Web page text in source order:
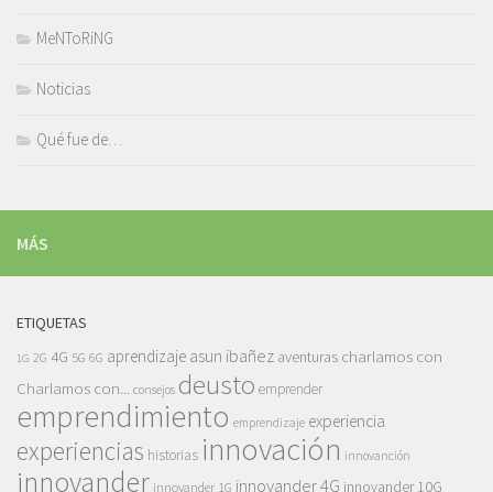
MeNToRiNG
Noticias
Qué fue de…
MÁS
ETIQUETAS
1G 2G 4G 5G 6G aprendizaje asun ibañez aventuras charlamos con
Charlamos con...
consejos deusto emprender
emprendimiento emprendizaje experiencia
experiencias historias innovación innovanción
innovander innovander 1G innovander 4G innovander 10G